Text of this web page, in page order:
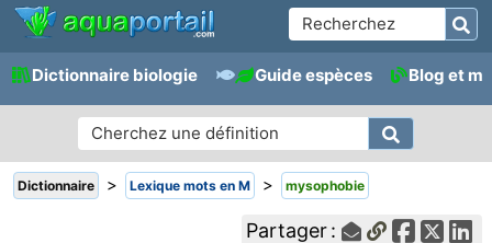
Dictionnaire biologie Guide espèces Blog et
Dictionnaire > Lexique mots en M > mysophobie
Partager :